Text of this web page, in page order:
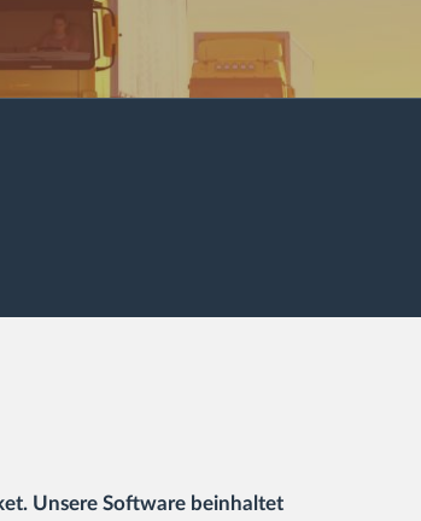
Unsere Software beinhaltet